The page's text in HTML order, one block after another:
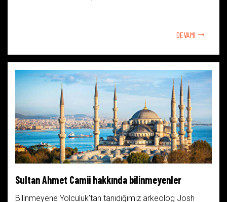
DEVAMI
Sultan Ahmet Camii hakkında bilinmeyenler
Bilinmeyene Yolculuk’tan tanıdığımız arkeolog Josh